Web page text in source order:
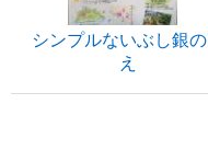
シンプルないぶし銀
え